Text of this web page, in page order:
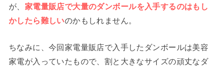
が、 家電量販店で大量のダンボールを入手するのはもし
かしたら難しいのかもしれません。
ちなみに、今回家電量販店で入手したダンボールは美容
家電が入っていたもので、割と大きなサイズの頑丈なダ